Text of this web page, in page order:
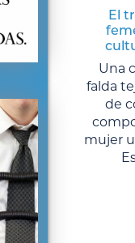
El
Una
falda
de
mujer